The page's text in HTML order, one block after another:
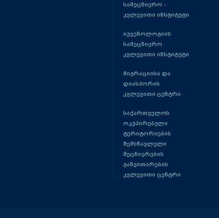
სამეცნიერო -
კვლევითი ინსტიტუტი
იუვენოლოგიის
სამეცნიერო
კვლევითი ინსტიტუტი
მიგრაციისა და
დიასპორის
კვლევითი ცენტრი
საქართველოს
ოკუპირებული
ტერიტორიების
შემსწავლელი
მეცნიერების
განვითარების
კვლევითი ცენტრი